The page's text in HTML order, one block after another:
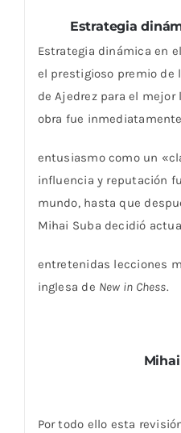
Estrategia
Estrategia dinámica en
el prestigioso premio de
de Ajedrez para el mejor
obra fue
entusiasmo como un
influencia y reputación
mundo, hasta que
Mihai Suba decidió
entretenidas lecciones
inglesa de New in Chess.
Por todo ello esta